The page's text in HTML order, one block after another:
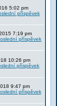
5:02 pm
7:19 pm
10:26 pm
9:47 pm